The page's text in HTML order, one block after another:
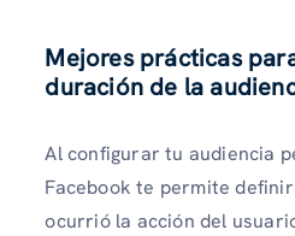
Mejores prácticas
duración de la
Al configurar tu audiencia
Facebook te permite
ocurrió la acción del